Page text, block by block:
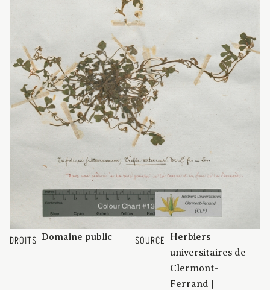
DROITS Domaine public SOURCE
Herbiers
universitaires de
Clermont-
Ferrand |